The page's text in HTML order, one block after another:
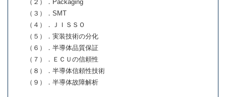
（２）．Packaging
（３）．SMT
（４）．ＪＩＳＳＯ
（５）．実装技術の分化
（６）．半導体品質保証
（７）．ＥＣＵの信頼性
（８）．半導体信頼性技術
（９）．半導体故障解析